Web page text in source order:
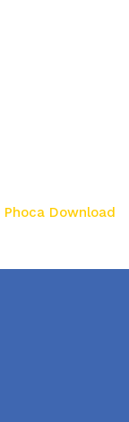
Phoca Download